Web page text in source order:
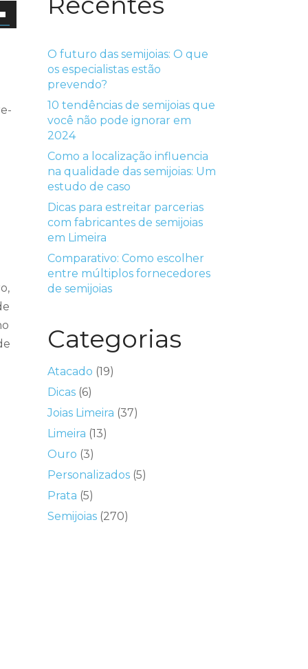
O futuro das semijoias: O que
os especialistas estão
prevendo?
10 tendências de semijoias que
você não pode ignorar em
2024
Como a localização influencia
na qualidade das semijoias: Um
estudo de caso
Dicas para estreitar parcerias
com fabricantes de semijoias
em Limeira
Comparativo: Como escolher
entre múltiplos fornecedores
de semijoias
Categorias
Atacado (19)
Dicas(6)
Joias Limeira (37)
Limeira (13)
Ouro (3)
Personalizados(5)
Prata (5)
Semijoias(270)